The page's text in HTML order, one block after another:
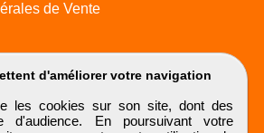
d'améliorer votre navigation
les cookies sur son site, dont des
d'audience. En poursuivant votre
de Vente